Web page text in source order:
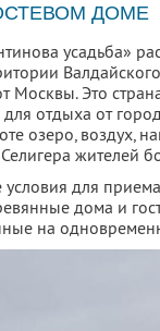
ДОМЕ
усадьба»
Москвы. Это
отдыха от
озеро, воздух,
жителей
для
дома и
на